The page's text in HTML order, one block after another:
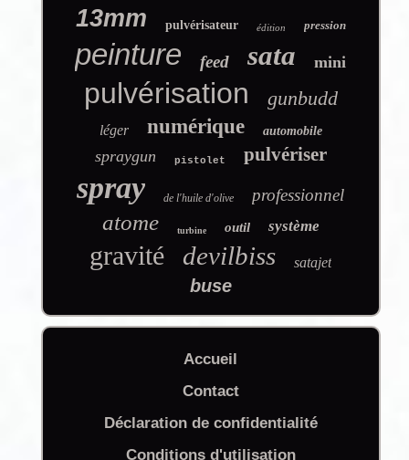
13mm pulvérisateur édition pression
peinture feed sata mini
pulvérisation gunbudd
léger numérique automobile
spraygun pistolet pulvériser
spray de l'huile d'olive professionnel
atome turbine outil système
gravité devilbiss satajet
buse
Accueil
Contact
Déclaration de confidentialité
Conditions d'utilisation